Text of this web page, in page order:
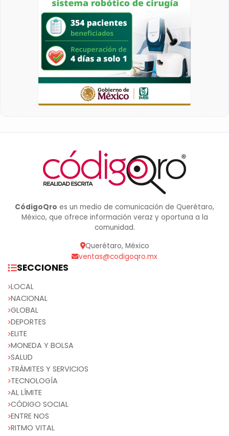
CódigoQro es un medio de comunicación de Querétaro,
México, que ofrece información veraz y oportuna a la
comunidad.
Querétaro, México
ventas@codigoqro.mx
SECCIONES
LOCAL
NACIONAL
GLOBAL
DEPORTES
ELITE
MONEDA Y BOLSA
SALUD
TRÁMITES Y SERVICIOS
TECNOLOGÍA
AL LÍMITE
CÓDIGO SOCIAL
ENTRE NOS
RITMO VITAL